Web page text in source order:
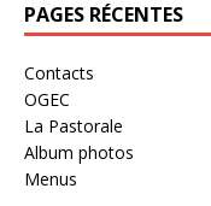
PAGES RÉCENTES
Contacts
OGEC
La Pastorale
Album photos
Menus